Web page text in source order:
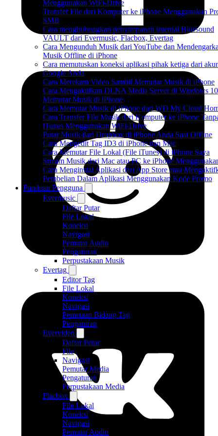
Menggunakan WiFi-Drive
Transfer File dari Komputer ke iPhone Menggunakan
SMB
Cara menghubungkan penyimpanan internal Bluesound
VAULT dari Evermusic, Flacbox, Evertag
Cara Mengunduh Musik dari YouTube dan
Musik Offline di iPhone
Cara memutuskan koneksi aplikasi pihak ketiga dari
Google Anda
Cara Merekam Video Sambil Memutar Musik di iPhone
Cara Mengaktifkan DLNA Media Server di Windows
Memutar Musik di iPhone
Cara Memutar Musik di iPhone dari WD My Cloud
Cara Transfer File Musik dari Komputer ke iPhone
iTunes Menggunakan WiFi-Drive
Putar Musik dari Dropbox di iPhone Anda Saat Offline
Cara Mengedit Tag ID3 di iPhone dan Mac
Cara Memutar File Lokal (File iTunes) di iPhone Saya
Stream Musik dari Mac atau PC ke iPhone
Cara Menginstal Aplikasi dari App Store atau
Pembelian Dalam Aplikasi Menggunakan Kode Promo
Panduan Pengguna
Evermusic
Daftar Putar
File Lokal
Koneksi
Navigasi
Pemutar Audio
Pengaturan
Perpustakaan Musik
Evertag
Editor Tag
File Lokal
Koneksi
Navigasi
Pemetaan Bidang Tag
Pengaturan
Evervideo
Daftar Putar
File
Navigasi
Pemutar Media
Pengaturan
Perpustakaan Media
Flacbox
File Lokal
Koneksi
Navigasi
Pemutar Audio